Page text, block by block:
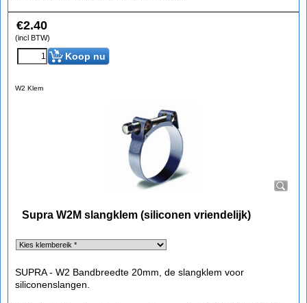
€2.40
(incl BTW)
Koop nu
W2 Klem
Supra W2M slangklem (siliconen vriendelijk)
SUPRA - W2 Bandbreedte 20mm, de slangklem voor
siliconenslangen.